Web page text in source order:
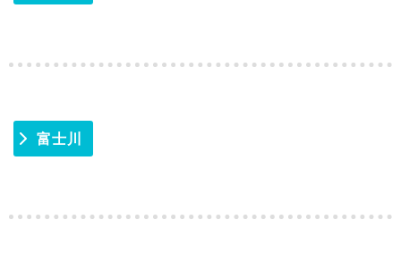
富士川